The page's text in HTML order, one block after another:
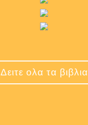
Δειτε ολα τα βιβλια